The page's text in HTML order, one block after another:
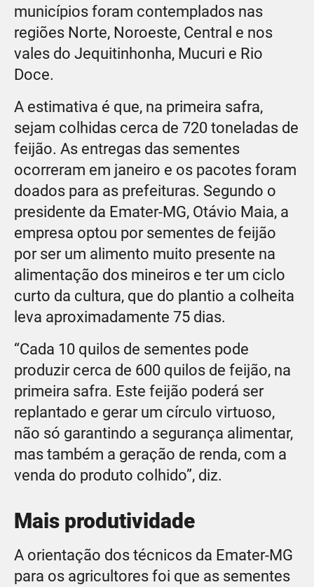
municípios foram contemplados nas
regiões Norte, Noroeste, Central e nos
vales do Jequitinhonha, Mucuri e Rio
Doce.
A estimativa é que, na primeira safra,
sejam colhidas cerca de 720 toneladas de
feijão. As entregas das sementes
ocorreram em janeiro e os pacotes foram
doados para as prefeituras. Segundo o
presidente da Emater-MG, Otávio Maia, a
empresa optou por sementes de feijão
por ser um alimento muito presente na
alimentação dos mineiros e ter um ciclo
curto da cultura, que do plantio a colheita
leva aproximadamente 75 dias.
“Cada 10 quilos de sementes pode
produzir cerca de 600 quilos de feijão, na
primeira safra. Este feijão poderá ser
replantado e gerar um círculo virtuoso,
não só garantindo a segurança alimentar,
mas também a geração de renda, com a
venda do produto colhido”, diz.
Mais produtividade
A orientação dos técnicos da Emater-MG
para os agricultores foi que as sementes